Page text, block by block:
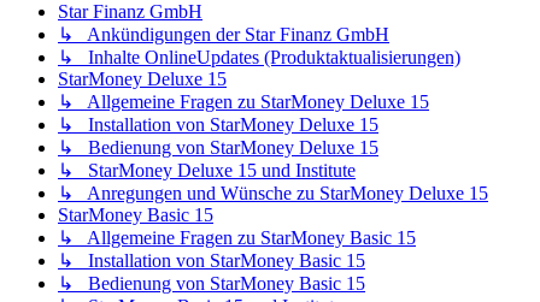
Star Finanz GmbH
↳ Ankündigungen der Star Finanz GmbH
↳ Inhalte OnlineUpdates (Produktaktualisierungen)
StarMoney Deluxe 15
↳ Allgemeine Fragen zu StarMoney Deluxe 15
↳ Installation von StarMoney Deluxe 15
↳ Bedienung von StarMoney Deluxe 15
↳ StarMoney Deluxe 15 und Institute
↳ Anregungen und Wünsche zu StarMoney Deluxe 15
StarMoney Basic 15
↳ Allgemeine Fragen zu StarMoney Basic 15
↳ Installation von StarMoney Basic 15
↳ Bedienung von StarMoney Basic 15